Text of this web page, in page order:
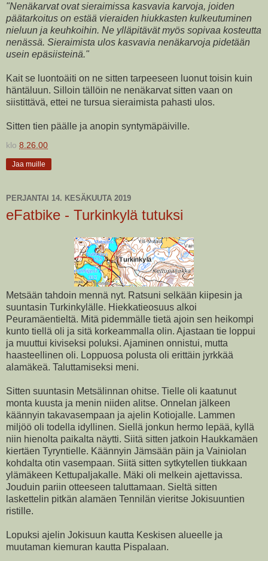
"Nenäkarvat ovat sieraimissa kasvavia karvoja, joiden
päätarkoitus on estää vieraiden hiukkasten kulkeutuminen
nieluun ja keuhkoihin. Ne ylläpitävät myös sopivaa kosteutta
nenässä. Sieraimista ulos kasvavia nenäkarvoja pidetään
usein epäsiisteinä."
Kait se luontoäiti on ne sitten tarpeeseen luonut toisin kuin
häntäluun. Silloin tällöin ne nenäkarvat sitten vaan on
siistittävä, ettei ne tursua sieraimista pahasti ulos.
Sitten tien päälle ja anopin syntymäpäiville.
klo 8.26.00
Jaa muille
PERJANTAI 14. KESÄKUUTA 2019
eFatbike - Turkinkylä tutuksi
Metsään tahdoin mennä nyt. Ratsuni selkään kiipesin ja
suuntasin Turkinkylälle. Hiekkatieosuus alkoi
Peuramäentieltä. Mitä pidemmälle tietä ajoin sen heikompi
kunto tiellä oli ja sitä korkeammalla olin. Ajastaan tie loppui
ja muuttui kiviseksi poluksi. Ajaminen onnistui, mutta
haasteellinen oli. Loppuosa polusta oli erittäin jyrkkää
alamäkeä. Taluttamiseksi meni.
Sitten suuntasin Metsälinnan ohitse. Tielle oli kaatunut
monta kuusta ja menin niiden alitse. Onnelan jälkeen
käännyin takavasempaan ja ajelin Kotiojalle. Lammen
miljöö oli todella idyllinen. Siellä jonkun hermo lepää, kyllä
niin hienolta paikalta näytti. Siitä sitten jatkoin Haukkamäen
kiertäen Tyryntielle. Käännyin Jämsään päin ja Vainiolan
kohdalta otin vasempaan. Siitä sitten sytkytellen tiukkaan
ylämäkeen Kettupaljakalle. Mäki oli melkein ajettavissa.
Jouduin pariin otteeseen taluttamaan. Sieltä sitten
laskettelin pitkän alamäen Tennilän vieritse Jokisuuntien
ristille.
Lopuksi ajelin Jokisuun kautta Keskisen alueelle ja
muutaman kiemuran kautta Pispalaan.